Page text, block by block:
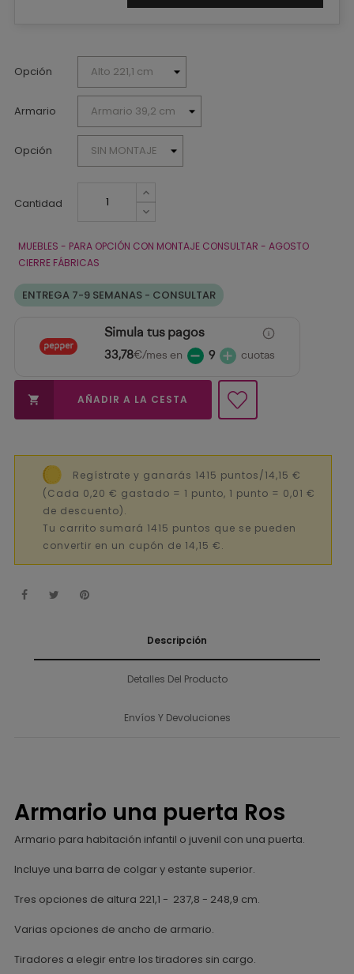
Opción
Armario
Opción
Cantidad
MUEBLES - PARA OPCIÓN CON MONTAJE CONSULTAR - AGOSTO
CIERRE FÁBRICAS
ENTREGA 7-9 SEMANAS - CONSULTAR
Simula tus pagos
33,78€/mes en 9 cuotas
 AÑADIR A LA CESTA
Regístrate y ganarás 1415 puntos/14,15 €
(Cada 0,20 € gastado = 1 punto, 1 punto = 0,01 €
de descuento).
Tu carrito sumará 1415 puntos que se pueden
convertir en un cupón de 14,15 €.
Descripción
Detalles Del Producto
Envíos Y Devoluciones
Armario una puerta Ros
Armario para habitación infantil o juvenil con una puerta.
Incluye una barra de colgar y estante superior.
Tres opciones de altura 221,1 - 237,8 - 248,9 cm.
Varias opciones de ancho de armario.
Tiradores a elegir entre los tiradores sin cargo.